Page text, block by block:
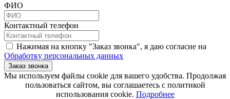
ФИО
Контактный телефон
Нажимая на кнопку "Заказ звонка", я даю согласие на
Обработку персональных данных
Заказ звонка
​​​​​​​Мы используем файлы cookie для вашего удобства. Продолжая
пользоваться сайтом, вы соглашаетесь с политикой
использования cookie.​​​​​​​ Подробнее